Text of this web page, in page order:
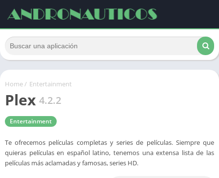
Home/ Entertainment
Plex 4.2.2
Entertainment
Te ofrecemos películas completas y series de películas. Siempre que
quieras películas en español latino, tenemos una extensa lista de las
películas más aclamadas y famosas, series HD.